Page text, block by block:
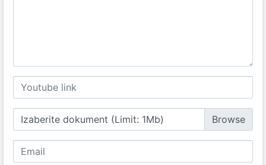
Izaberite dokument (Limit: 1Mb)